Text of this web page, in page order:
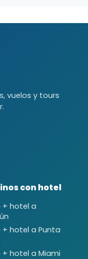
vuelos y tours
con hotel
+ hotel a
+ hotel a Punta
+ hotel a Miami